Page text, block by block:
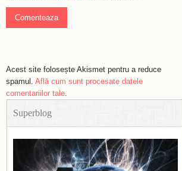
Acest site folosește Akismet pentru a reduce
spamul. Află cum sunt procesate datele
comentariilor tale.
Superblog